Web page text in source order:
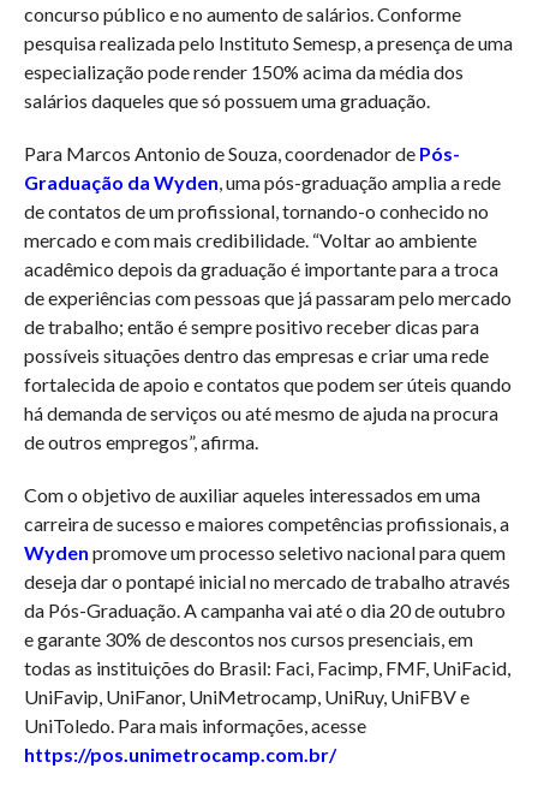
concurso público e no aumento de salários. Conforme
pesquisa realizada pelo Instituto Semesp, a presença de uma
especialização pode render 150% acima da média dos
salários daqueles que só possuem uma graduação.
Para Marcos Antonio de Souza, coordenador de Pós-
Graduação da Wyden , uma pós-graduação amplia a rede
de contatos de um profissional, tornando-o conhecido no
mercado e com mais credibilidade. “Voltar ao ambiente
acadêmico depois da graduação é importante para a troca
de experiências com pessoas que já passaram pelo mercado
de trabalho; então é sempre positivo receber dicas para
possíveis situações dentro das empresas e criar uma rede
fortalecida de apoio e contatos que podem ser úteis quando
há demanda de serviços ou até mesmo de ajuda na procura
de outros empregos”, afirma.
Com o objetivo de auxiliar aqueles interessados em uma
carreira de sucesso e maiores competências profissionais, a
Wyden promove um processo seletivo nacional para quem
deseja dar o pontapé inicial no mercado de trabalho através
da Pós-Graduação. A campanha vai até o dia 20 de outubro
e garante 30% de descontos nos cursos presenciais, em
todas as instituições do Brasil: Faci, Facimp, FMF, UniFacid,
UniFavip, UniFanor, UniMetrocamp, UniRuy, UniFBV e
UniToledo. Para mais informações, acesse
https://pos.unimetrocamp.com.br/